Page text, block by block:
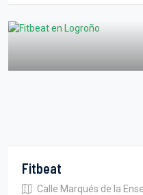
Fitbeat
Calle Marqués de la